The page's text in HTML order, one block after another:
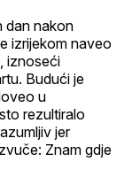
dan nakon
izrijekom naveo
iznoseći
Budući je
u
rezultiralo
jer
Znam gdje